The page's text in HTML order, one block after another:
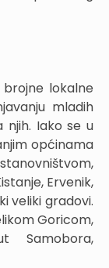
lokalne
mladih
njih. Iako se u
općinama
Ervenik,
veliki gradovi.
Goricom,
Samobora,